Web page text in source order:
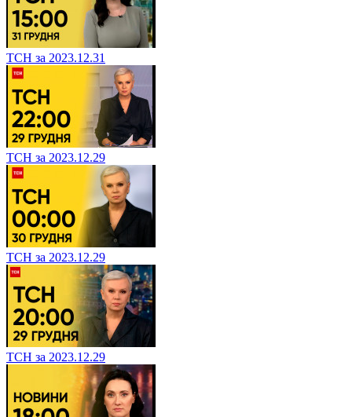
ТСН за 2023.12.31
ТСН за 2023.12.29
ТСН за 2023.12.29
ТСН за 2023.12.29